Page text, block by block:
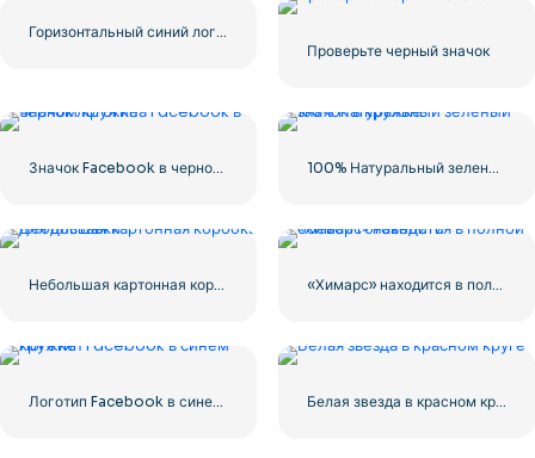
Горизонтальный синий логотип Facebook
Проверьте черный значок
Значок Facebook в черном кружке 100% Натуральный зеленый значок в кружке
Небольшая картонная коробка для доставки «Химарс» находится в полной боевой готовности
Логотип Facebook в синем кружке Белая звезда в красном круге